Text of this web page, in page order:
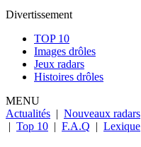
Divertissement
TOP 10
Images drôles
Jeux radars
Histoires drôles
MENU
Actualités | Nouveaux radars
| Top 10 | F.A.Q | Lexique